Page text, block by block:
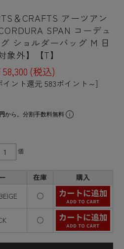
＆CRAFTS アーツアン
SPAN コーデュ
ショルダーバッグ M 日
外】【T】
(税込)
イント還元 583ポイント～]
から。分割手数料無料
個
在庫 購入
○
○